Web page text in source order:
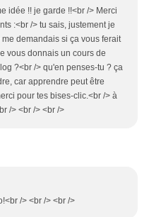
idée !! je garde !!<br /> Merci
:<br /> tu sais, justement je
demandais si ça vous ferait
vous donnais un cours de
?<br /> qu'en penses-tu ? ça
car apprendre peut être
pour tes bises-clic.<br /> à
/> <br /> <br />
/> <br /> <br />